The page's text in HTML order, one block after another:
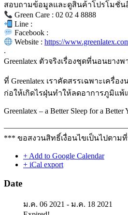
สอบถามข้อมูลและดูสินค้าโปรโมชั่น
Green Care : 02 02 4 8888
Line :
Facebook :
Website :https://
.
Greenlatex ตัวจริงเรื่องชุดที่นอนยา
ที่ Greenlatex เราคัดสรรเฉพาะเค
ก่อให้เกิดไรฝุ่นทำให้ลดอาการภูมิแ
Greenlatex – a Better Sleep for a Better
*** ขอสงวนสิทธิ์เงื่อนไขเป็นไปตา
+ Add to Google Calendar
+ iCal export
Date
ม.ค. 06 2021 - ม.ค. 18 2021